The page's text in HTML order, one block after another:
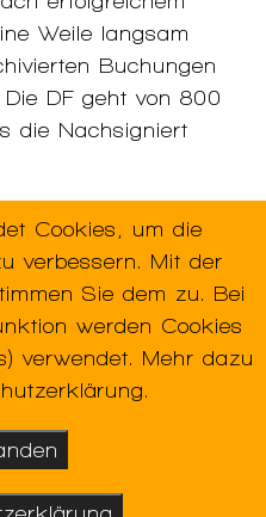
Weile langsam
Buchungen
DF geht von 800
die Nachsigniert
TSE,
Cookies, um die
verbessern. Mit der
Sie dem zu. Bei
werden Cookies
verwendet. Mehr dazu